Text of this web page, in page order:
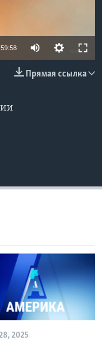
59:58
Прямая ссылка
2025